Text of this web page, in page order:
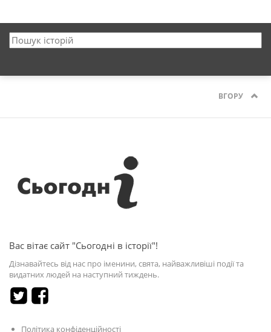
ВГОРУ
Вас вітає сайт "Сьогодні в історії"!
Дізнавайтесь від нас про іменини, свята, найважливіші події та
видатних людей на наступний тиждень.
Політика конфіденційності